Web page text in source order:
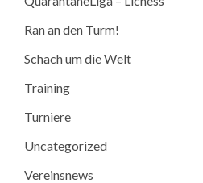
Ran an den Turm!
Schach um die Welt
Training
Turniere
Uncategorized
Vereinsnews